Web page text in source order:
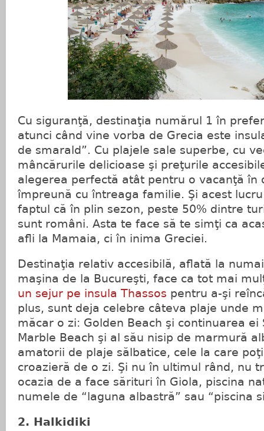
Cu siguranţă, destinaţia numărul 1 în
atunci când vine vorba de Grecia este
de smarald”. Cu plajele sale superbe, cu
mâncărurile delicioase şi preţurile
alegerea perfectă atât pentru o vacanţă în
împreună cu întreaga familie. Şi acest
faptul că în plin sezon, peste 50% dintre
sunt români. Asta te face să te simţi ca
afli la Mamaia, ci în inima Greciei.
Destinaţia relativ accesibilă, aflată la
maşina de la Bucureşti, face ca tot mai
un sejur pe insula Thassos pentru a-şi
plus, sunt deja celebre câteva plaje unde
măcar o zi: Golden Beach şi continuarea ei
Marble Beach şi al său nisip de marmură
amatorii de plaje sălbatice, cele la care
croazieră de o zi. Şi nu în ultimul rând, nu
ocazia de a face sărituri în Giola, piscina
numele de “laguna albastră” sau “piscina
2. Halkidiki